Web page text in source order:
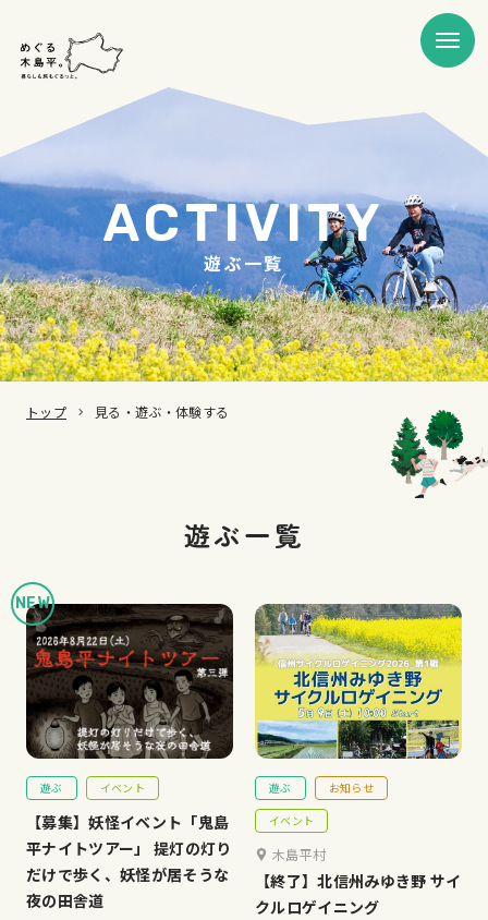
ACTIVITY
遊ぶ一覧
トップ 見る・遊ぶ・体験する
遊ぶ一覧
遊ぶ イベント
【募集】妖怪イベント「鬼島
平ナイトツアー」 提灯の灯り
だけで歩く、妖怪が居そうな
夜の田舎道
遊ぶ
お知らせ
イベント
木島平村
【終了】北信州みゆき野 サイ
クルロゲイニング